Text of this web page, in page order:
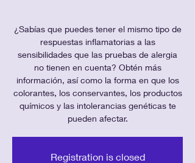
¿Sabías que puedes tener el mismo tipo de
respuestas inflamatorias a las
sensibilidades que las pruebas de alergia
no tienen en cuenta? Obtén más
información, así como la forma en que los
colorantes, los conservantes, los productos
químicos y las intolerancias genéticas te
pueden afectar.
Registration is closed